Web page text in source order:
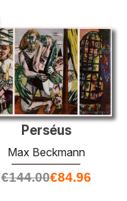
Perséus
Max Beckmann
€144.00€84.96